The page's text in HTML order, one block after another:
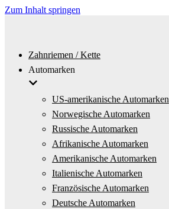
Zum Inhalt springen
Zahnriemen / Kette
Automarken
US-amerikanische Automarken
Norwegische Automarken
Russische Automarken
Afrikanische Automarken
Amerikanische Automarken
Italienische Automarken
Französische Automarken
Deutsche Automarken